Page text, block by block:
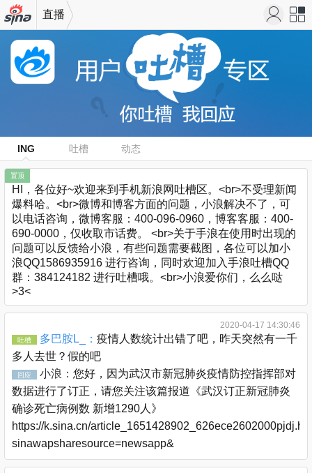
机新浪
直播
ING 吐槽 动态
置顶
HI，各位好~欢迎来到手机新浪网吐槽区。<br>不受理新闻
爆料哈。<br>微博和博客方面的问题，小浪解决不了，可
以电话咨询，微博客服：400-096-0960，博客客服：400-
690-0000，仅收取市话费。 <br>关于手浪在使用时出现的
问题可以反馈给小浪，有些问题需要截图，各位可以加小
浪QQ1586935916 进行咨询，同时欢迎加入手浪吐槽QQ
群：384124182 进行吐槽哦。<br>小浪爱你们，么么哒
>3<
2020-04-17 14:30:46
吐槽 多巴胺L_： 疫情人数统计出错了吧，昨天突然有一千
多人去世？假的吧
回应 小浪： 您好，因为武汉市新冠肺炎疫情防控指挥部对
数据进行了订正，请您关注该篇报道《武汉订正新冠肺炎
确诊死亡病例数 新增1290人》
https://k.sina.cn/
sinawapsharesource=newsapp&